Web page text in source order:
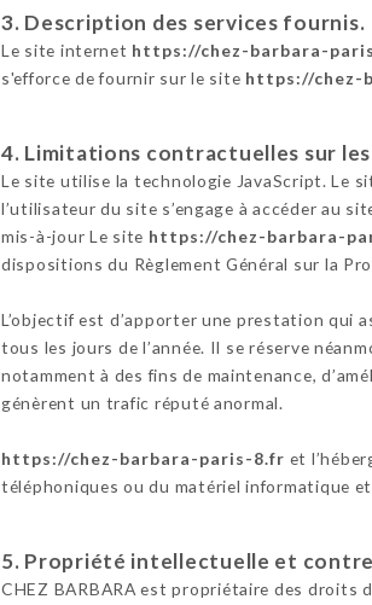
3. Description des services fournis.
Le site internet https://chez-barbara-
s'efforce de fournir sur le site https://chez-
4. Limitations contractuelles sur
Le site utilise la technologie JavaScript. Le
l’utilisateur du site s’engage à accéder au
mis-à-jour Le site https://chez-barbara-
dispositions du Règlement Général sur la
L’objectif est d’apporter une prestation qui
tous les jours de l’année. Il se réserve
notamment à des fins de maintenance,
génèrent un trafic réputé anormal.
https://chez-barbara-paris-8.fr et
téléphoniques ou du matériel informatique et
5. Propriété intellectuelle et
CHEZ BARBARA est propriétaire des